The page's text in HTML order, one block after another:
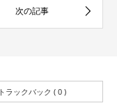
トラックバック ( 0 )